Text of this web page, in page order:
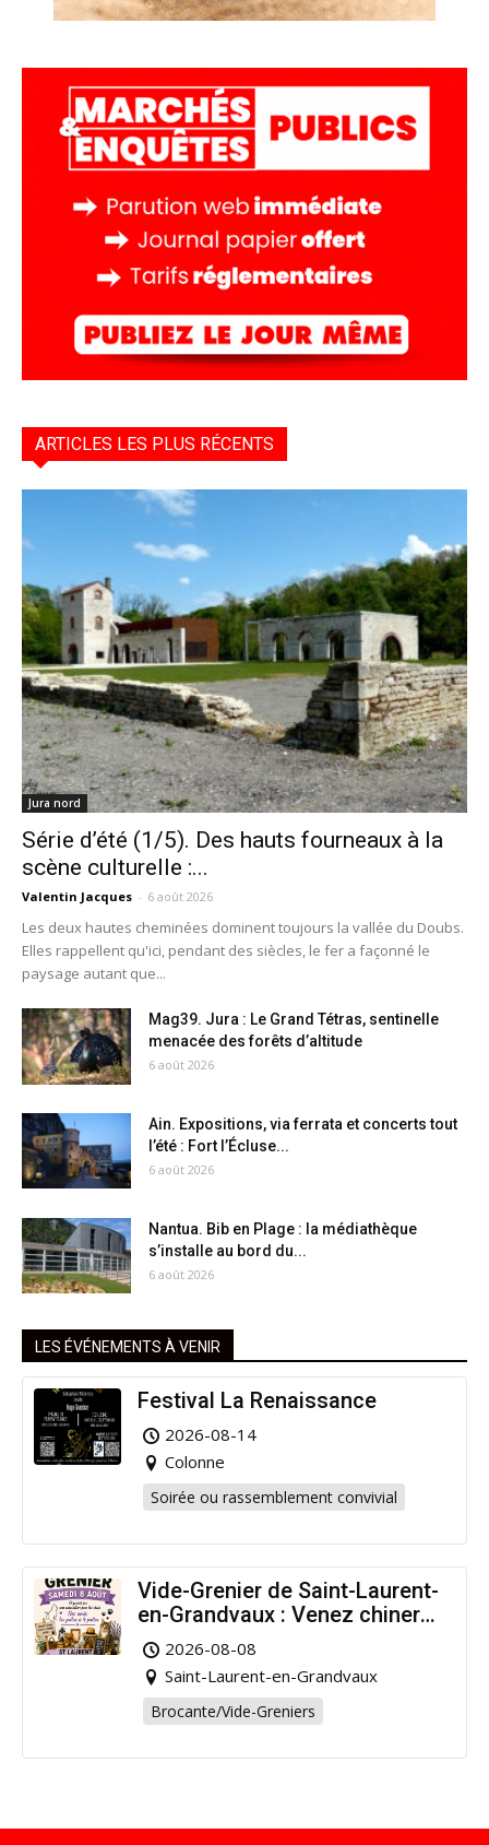
ARTICLES LES PLUS RÉCENTS
Jura nord
Série d’été (1/5). Des hauts fourneaux à la
scène culturelle :...
Valentin Jacques - 6 août 2026
Les deux hautes cheminées dominent toujours la vallée du Doubs.
Elles rappellent qu'ici, pendant des siècles, le fer a façonné le
paysage autant que...
Mag39. Jura : Le Grand Tétras, sentinelle
menacée des forêts d’altitude
6 août 2026
Ain. Expositions, via ferrata et concerts tout
l’été : Fort l’Écluse...
6 août 2026
Nantua. Bib en Plage : la médiathèque
s’installe au bord du...
6 août 2026
LES ÉVÉNEMENTS À VENIR
Festival La Renaissance
2026-08-14
Colonne
Soirée ou rassemblement convivial
Vide-Grenier de Saint-Laurent-
en-Grandvaux : Venez chiner
pour la bonne cause !
2026-08-08
Saint-Laurent-en-Grandvaux
Brocante/Vide-Greniers